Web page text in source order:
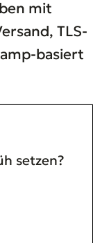
mit
TLS-
basiert
setzen?